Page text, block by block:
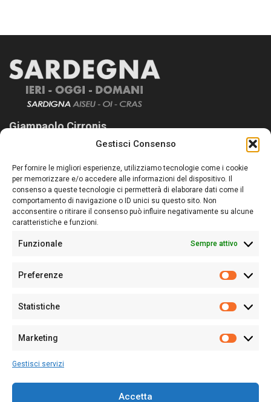
Gestisci Consenso
Per fornire le migliori esperienze, utilizziamo tecnologie come i cookie
per memorizzare e/o accedere alle informazioni del dispositivo. Il
consenso a queste tecnologie ci permetterà di elaborare dati come il
comportamento di navigazione o ID unici su questo sito. Non
acconsentire o ritirare il consenso può influire negativamente su alcune
caratteristiche e funzioni.
Funzionale Sempre attivo
Preferenze
Statistiche
Marketing
Gestisci servizi
Accetta
Giampaolo Cirronis
Sardegna Ieri-Oggi-Domani nasce per informare “liberamente” i
lettori su quanto accade in Sardegna, con un occhio rivolto al
nostro passato e, soprattutto, al nostro futuro
Follow Us
Sede:Via Cristoforo Colombo 09013 Carbonia
Partita IVA02270380922
128/2020 del 10/02/2020
Per la Pubblicità: